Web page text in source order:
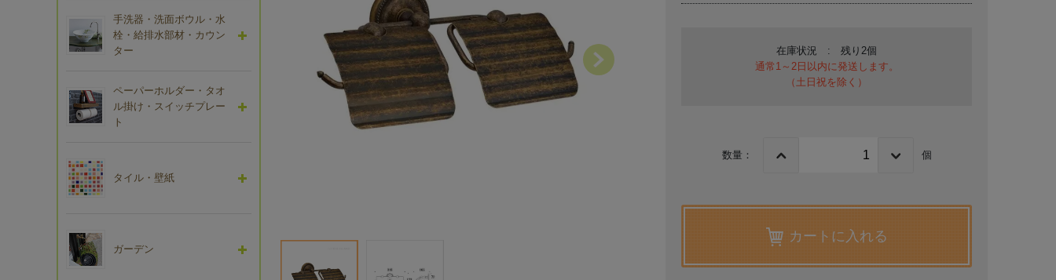
在庫状況 : 残り2個
通常1～2日以内に発送します。
（土日祝を除く）
数量： 個
カートに入れる
手洗器・洗面ボウル・水
栓・給排水部材・カウン
ター
ペーパーホルダー・タオ
ル掛け・スイッチプレー
ト
タイル・壁紙
ガーデン